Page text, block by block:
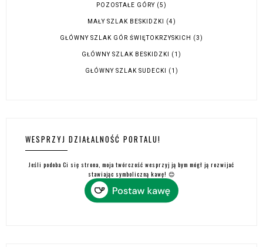
POZOSTAŁE GÓRY (5)
MAŁY SZLAK BESKIDZKI (4)
GŁÓWNY SZLAK GÓR ŚWIĘTOKRZYSKICH (3)
GŁÓWNY SZLAK BESKIDZKI (1)
GŁÓWNY SZLAK SUDECKI (1)
WESPRZYJ DZIAŁALNOŚĆ PORTALU!
Jeśli podoba Ci się strona, moja twórczość wesprzyj ją bym mógł ją rozwijać
stawiając symboliczną kawę! 😊